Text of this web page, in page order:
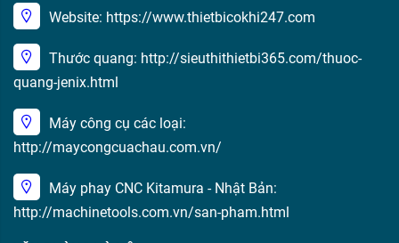
Website: https://www.thietbicokhi247.com
Thước quang: http://sieuthithietbi365.com/thuoc-
quang-jenix.html
Máy công cụ các loại:
http://maycongcuachau.com.vn/
Máy phay CNC Kitamura - Nhật Bản:
http://machinetools.com.vn/san-pham.html